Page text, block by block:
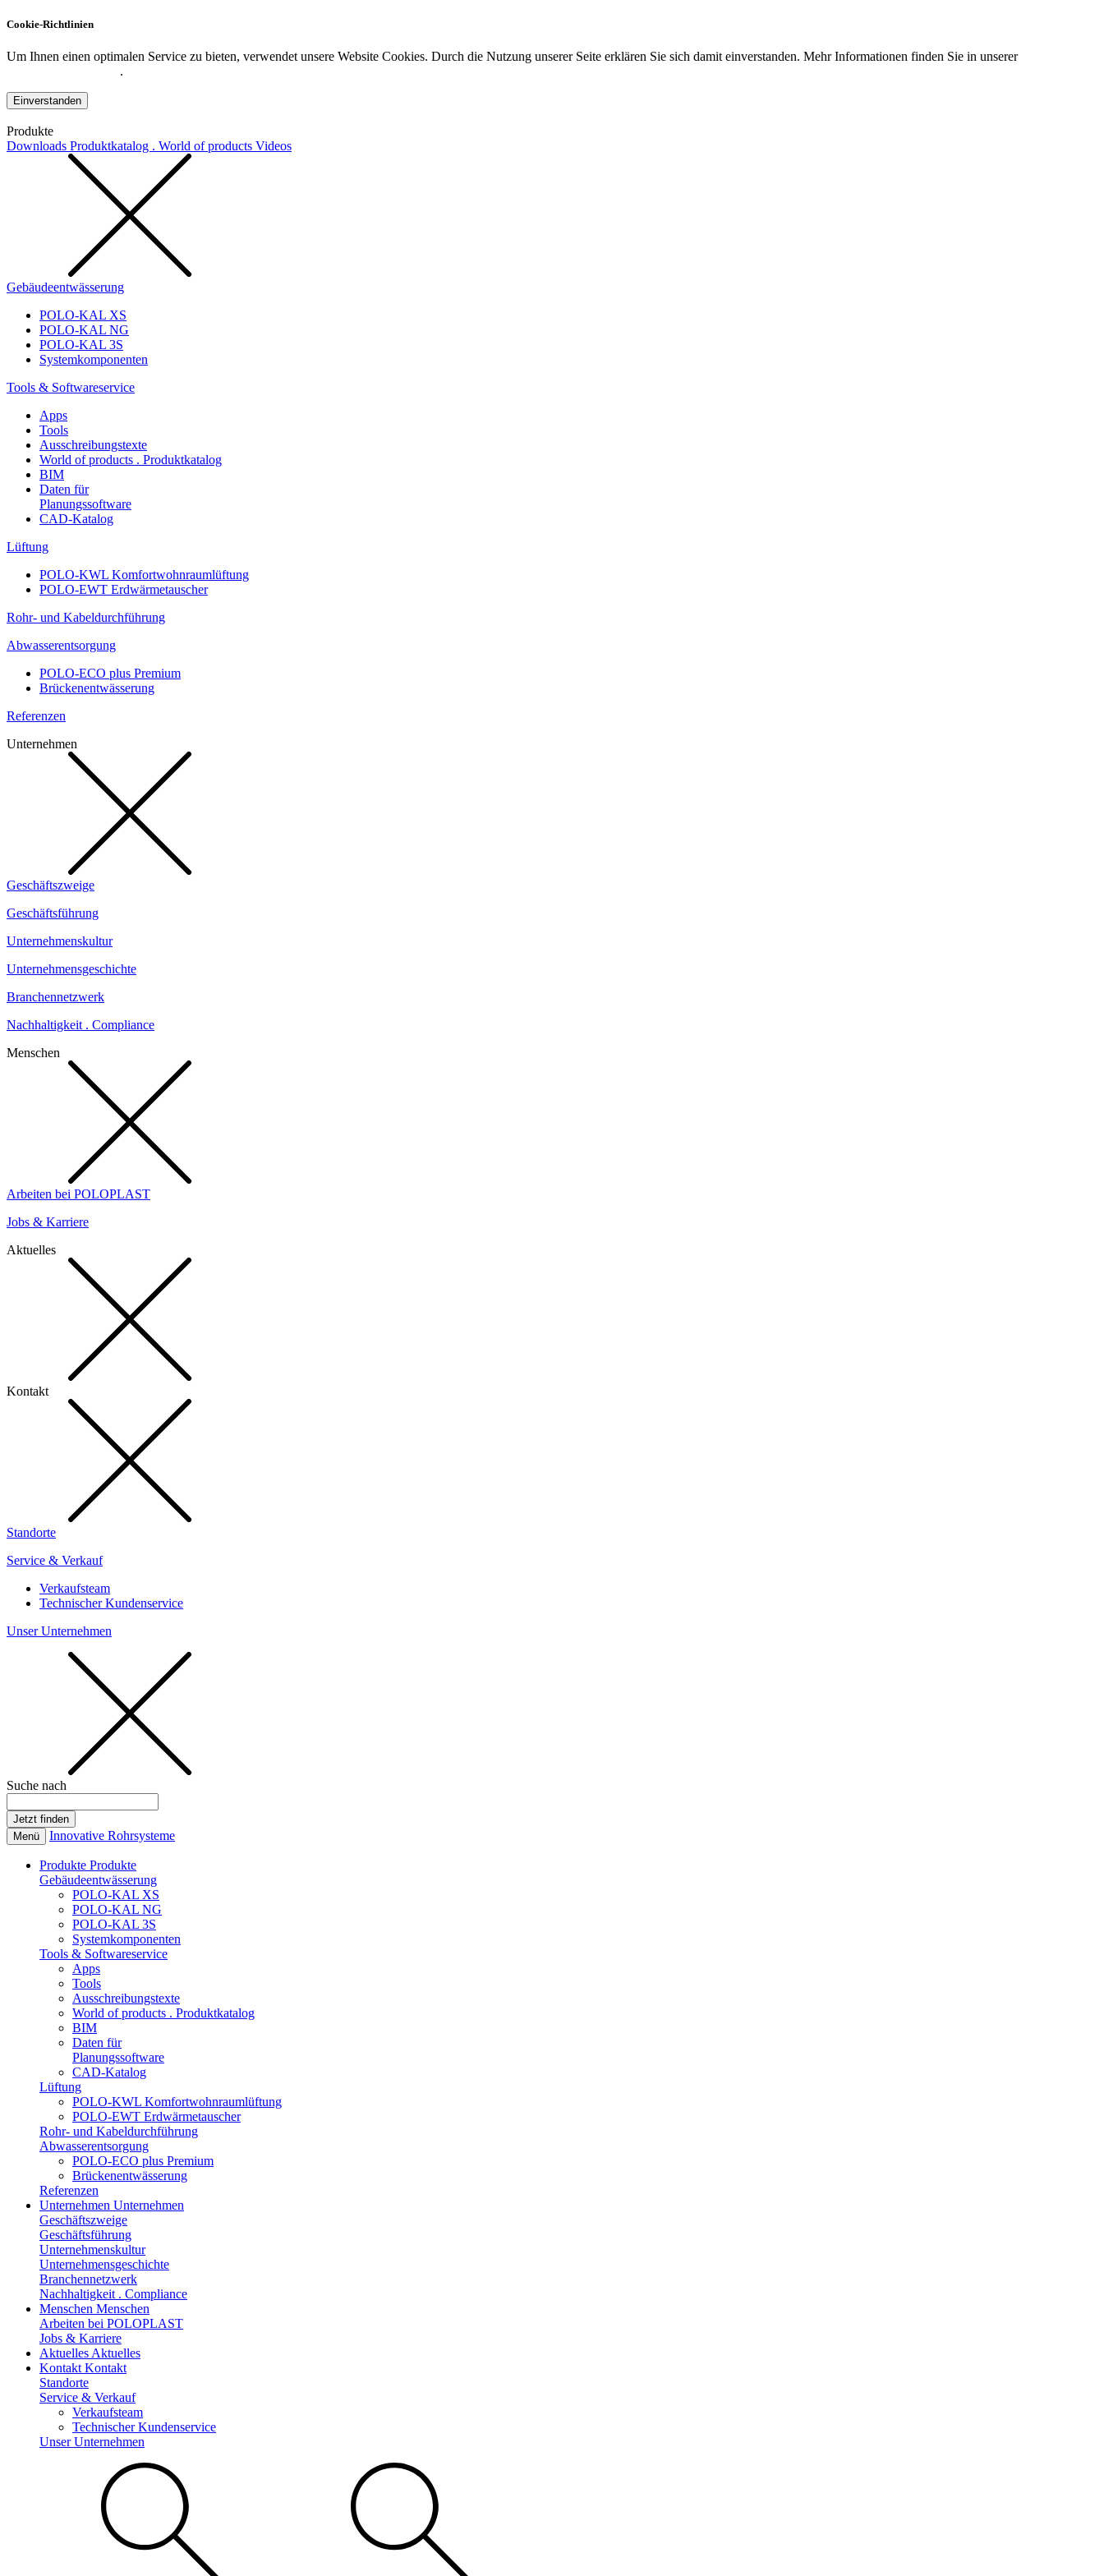
Cookie-Richtlinien
Um Ihnen einen optimalen Service zu bieten, verwendet unsere Website Cookies. Durch die Nutzung unserer Seite erklären Sie sich damit einverstanden. Mehr Informationen finden Sie in unserer
.
Einverstanden
Produkte
Downloads Produktkatalog . World of products Videos
Gebäudeentwässerung
POLO-KAL XS
POLO-KAL NG
POLO-KAL 3S
Systemkomponenten
Tools & Softwareservice
Apps
Tools
Ausschreibungstexte
World of products . Produktkatalog
BIM
Daten für
Planungssoftware
CAD-Katalog
Lüftung
POLO-KWL Komfortwohnraumlüftung
POLO-EWT Erdwärmetauscher
Rohr- und Kabeldurchführung
Abwasserentsorgung
POLO-ECO plus Premium
Brückenentwässerung
Referenzen
Unternehmen
Geschäftszweige
Geschäftsführung
Unternehmenskultur
Unternehmensgeschichte
Branchennetzwerk
Nachhaltigkeit . Compliance
Menschen
Arbeiten bei POLOPLAST
Jobs & Karriere
Aktuelles
Kontakt
Standorte
Service & Verkauf
Verkaufsteam
Technischer Kundenservice
Unser Unternehmen
Suche nach
Menü Innovative Rohrsysteme
Produkte Produkte
Gebäudeentwässerung
POLO-KAL XS
POLO-KAL NG
POLO-KAL 3S
Systemkomponenten
Tools & Softwareservice
Apps
Tools
Ausschreibungstexte
World of products . Produktkatalog
BIM
Daten für
Planungssoftware
CAD-Katalog
Lüftung
POLO-KWL Komfortwohnraumlüftung
POLO-EWT Erdwärmetauscher
Rohr- und Kabeldurchführung
Abwasserentsorgung
POLO-ECO plus Premium
Brückenentwässerung
Referenzen
Unternehmen Unternehmen
Geschäftszweige
Geschäftsführung
Unternehmenskultur
Unternehmensgeschichte
Branchennetzwerk
Nachhaltigkeit . Compliance
Menschen Menschen
Arbeiten bei POLOPLAST
Jobs & Karriere
Aktuelles Aktuelles
Kontakt Kontakt
Standorte
Service & Verkauf
Verkaufsteam
Technischer Kundenservice
Unser Unternehmen